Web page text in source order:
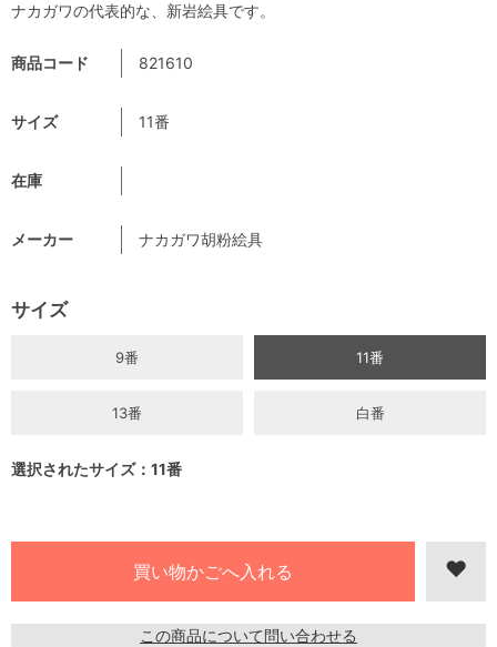
商品コード 821610
サイズ 11番
在庫
メーカー ナカガワ胡粉絵具
サイズ
9番 11番
13番 白番
選択されたサイズ：11番
この商品について問い合わせる
ナカガワの代表的な、新岩絵具です。